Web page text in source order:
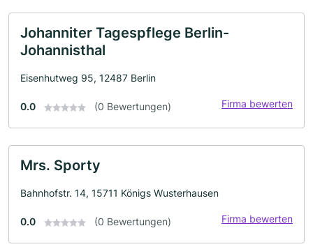
Johanniter Tagespflege Berlin-
Johannisthal
Eisenhutweg 95, 12487 Berlin
0.0 (0 Bewertungen) Firma bewerten
Mrs. Sporty
Bahnhofstr. 14, 15711 Königs Wusterhausen
0.0 (0 Bewertungen) Firma bewerten